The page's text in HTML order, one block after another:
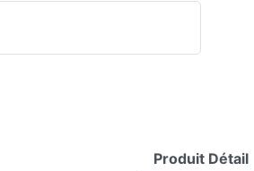
Produit Détail